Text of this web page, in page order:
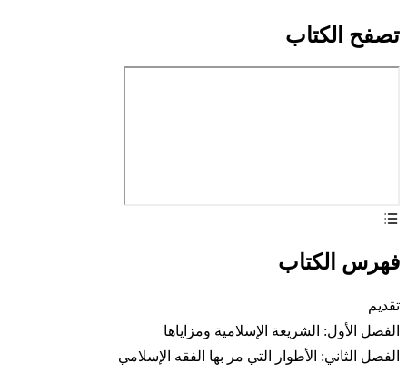
تصفح الكتاب
فهرس الكتاب
تقديم
الفصل الأول: الشريعة الإسلامية ومزاياها
الفصل الثاني: الأطوار التي مر بها الفقه الإسلامي